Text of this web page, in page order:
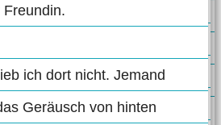
ich dort nicht. Jemand
Geräusch von hinten